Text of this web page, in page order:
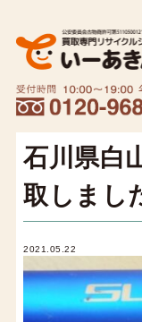
石川県白
取しまし
2021.05.22